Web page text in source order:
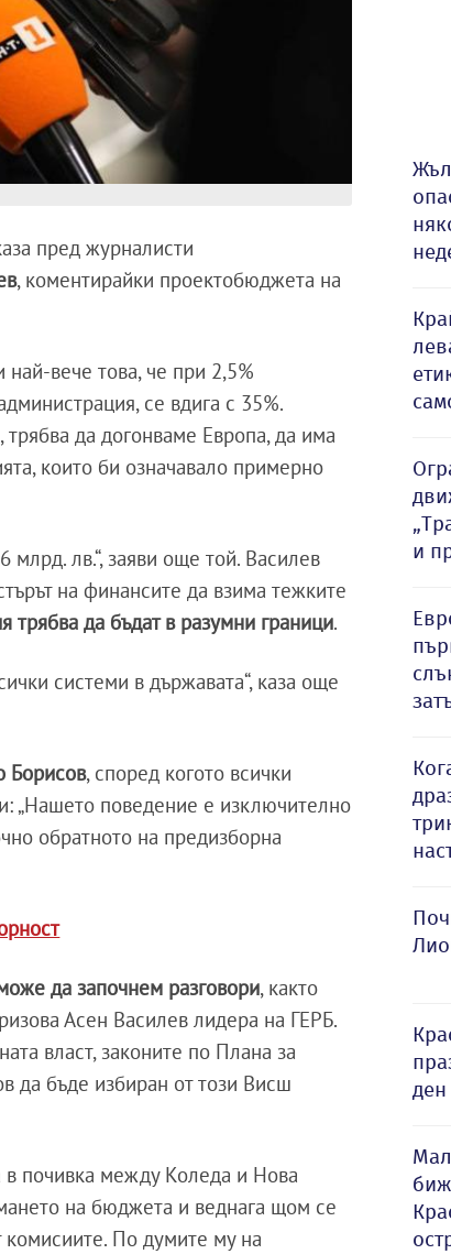
пред журналисти
, коментирайки проектобюджета на
вече това, че при 2,5%
се вдига с 35%.
да догонваме Европа, да има
които би означавало примерно
млрд. лв.“, заяви още той. Василев
на финансите да взима тежките
трябва да бъдат в разумни граници.
системи в държавата“, каза още
Борисов, според когото всички
„Нашето поведение е изключително
обратното на предизборна
да започнем разговори, както
Асен Василев лидера на ГЕРБ.
власт, законите по Плана за
да бъде избиран от този Висш
в почивка между Коледа и Нова
на бюджета и веднага щом се
комисиите. По думите му на
и
ден